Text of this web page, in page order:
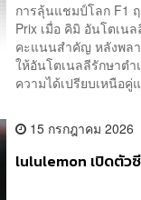
การลุ้นแชมป์โลก F1
Prix เมื่อ คิมิ อันโตเน
คะแนนสำคัญ หลังพล
ให้อันโตเนลลีรักษาต
ความได้เปรียบเหนือ
15 กรกฎาคม 2026
lululemon เปิดตัว